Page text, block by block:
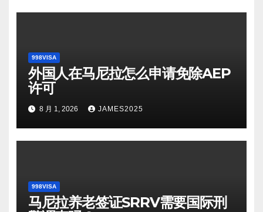
998VISA
外国人在马尼拉怎么申请免除AEP
许可
8 月 1, 2026 JAMES2025
998VISA
马尼拉养老签证SRRV需要国际刑